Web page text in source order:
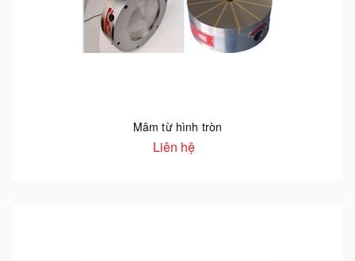
Mâm từ hình tròn
Liên hệ